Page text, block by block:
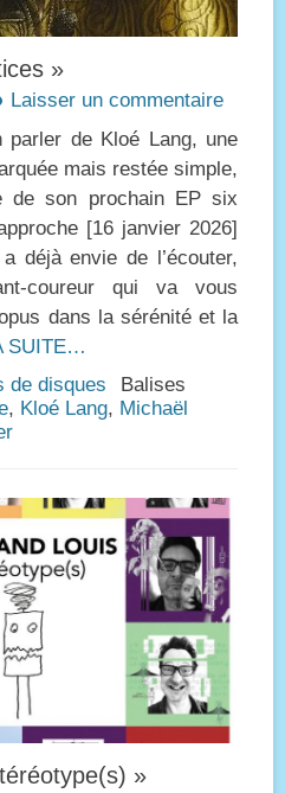
»
Laisser un commentaire
parler de Kloé Lang, une
mais restée simple,
de son prochain EP six
[16 janvier 2026]
déjà envie de l’écouter,
coureur qui va vous
dans la sérénité et la
SUITE…
de disques
Balises
, Kloé Lang, Michaël
»